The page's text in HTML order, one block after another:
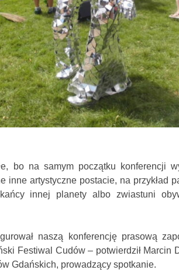
bo na samym początku konferencji
inne artystyczne postacie, na przykład
innej planety albo zwiastuni
naszą konferencję prasową
Festiwal Cudów – potwierdził Marcin
Gdańskich, prowadzący spotkanie.